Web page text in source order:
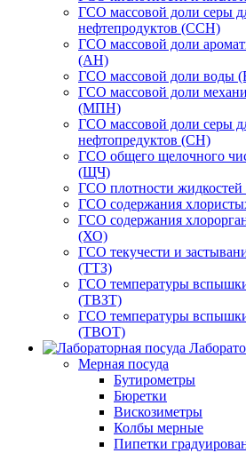
ГСО массовой доли серы
нефтепродуктов (ССН)
ГСО массовой доли
(АН)
ГСО массовой доли воды
ГСО массовой доли
(МПН)
ГСО массовой доли серы
нефтопредуктов (СН)
ГСО общего щелочного
(ЩЧ)
ГСО плотности
ГСО содержания
ГСО содержания
(ХО)
ГСО текучести и
(ТТЗ)
ГСО температуры
(ТВЗТ)
ГСО температуры
(ТВОТ)
Мерная посуда
Бутирометры
Бюретки
Вискозиметры
Колбы мерные
Пипетки